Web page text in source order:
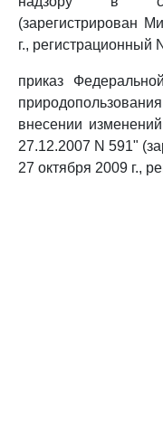
(зарегистрирован
г., регистрационный
приказ
внесении
27.12.2007 N 591"
27 октября 2009 г.,